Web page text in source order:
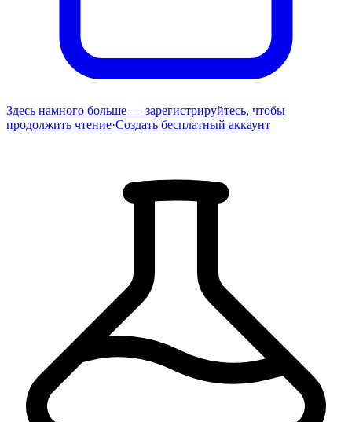
Здесь намного больше — зарегистрируйтесь, чтобы
продолжить чтение·Создать бесплатный аккаунт